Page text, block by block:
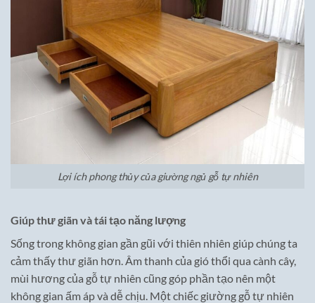
Lợi ích phong thủy của giường ngủ gỗ tự nhiên
Giúp thư giãn và tái tạo năng lượng
Sống trong không gian gần gũi với thiên nhiên giúp chúng ta
cảm thấy thư giãn hơn. Âm thanh của gió thổi qua cành cây,
mùi hương của gỗ tự nhiên cũng góp phần tạo nên một
không gian ấm áp và dễ chịu. Một chiếc giường gỗ tự nhiên